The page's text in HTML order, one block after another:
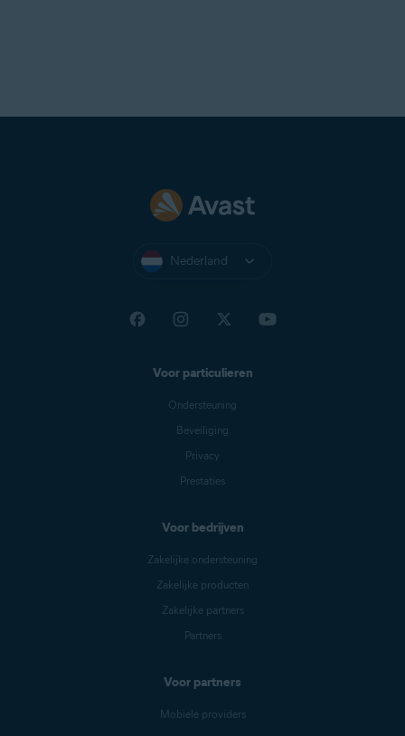
Nederland
Voor particulieren
Ondersteuning
Beveiliging
Privacy
Prestaties
Voor bedrijven
Zakelijke ondersteuning
Zakelijke producten
Zakelijke partners
Partners
Voor partners
Mobiele providers